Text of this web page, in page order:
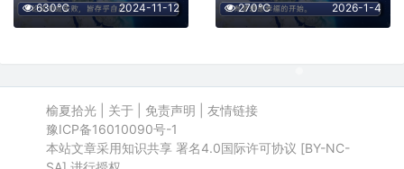
2024-11-12
630℃ 2026-1-4
270℃
榆夏拾光| 关于| 免责声明
友情链接
豫ICP备16010090号-1
本站文章采用知识共享 署名4.0国际许可协议 [BY-NC-